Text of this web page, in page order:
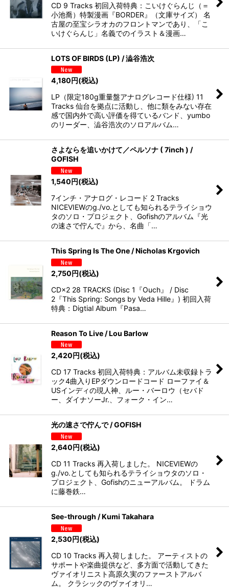
CD 9 Tracks 初回入荷特典：こいけぐらんじ（＝
小池喬）特製漫画『BORDER』（文庫サイズ） 名
古屋の至宝シラオカのフロントマンであり、「こ
いけぐらんじ」名義でのイラスト＆漫画…
LOTS OF BIRDS (LP) / 澁谷浩次
4,180円(税込)
LP（限定180g重量盤アナログレコード仕様) 11
Tracks 仙台を拠点に活動し、他に類をみない存在
感で国内外で高い評価を得ているバンド、yumbo
のリーダー、澁谷浩次のソロアルバム…
さよならを追いかけて／ペルソナ ( 7inch ) /
GOFISH
1,540円(税込)
7インチ・アナログ・レコード 2 Tracks
NICEVIEWのg./vo.としても知られるテライショウ
タのソロ・プロジェクト、Gofishのアルバム『光
の速さで佇んで』から、名曲「…
This Spring Is The One / Nicholas Krgovich
2,750円(税込)
CD×2 28 TRACKS (Disc 1『Ouch』 / Disc
2『This Spring: Songs by Veda Hille』) 初回入荷
特典：Digtial Album『Pasa…
Reason To Live / Lou Barlow
2,420円(税込)
CD 17 Tracks 初回入荷特典：アルバム未収録トラ
ック4曲入りEPダウンロードコード ローファイ＆
USインディの現人神、ルー・バーロウ（セバド
ー、ダイナソーJr.、フォーク・イン…
光の速さで佇んで / GOFISH
2,640円(税込)
CD 11 Tracks 再入荷しました。 NICEVIEWの
g./vo.としても知られるテライショウタのソロ・
プロジェクト、Gofishのニューアルバム。 ドラム
に藤巻鉄…
See-through / Kumi Takahara
2,530円(税込)
CD 10 Tracks 再入荷しました。 アーティストの
サポートや楽曲提供など、多方面で活動してきた
ヴァイオリニスト高原久実のファーストアルバ
ム。 クラシックのヴァイオリ…